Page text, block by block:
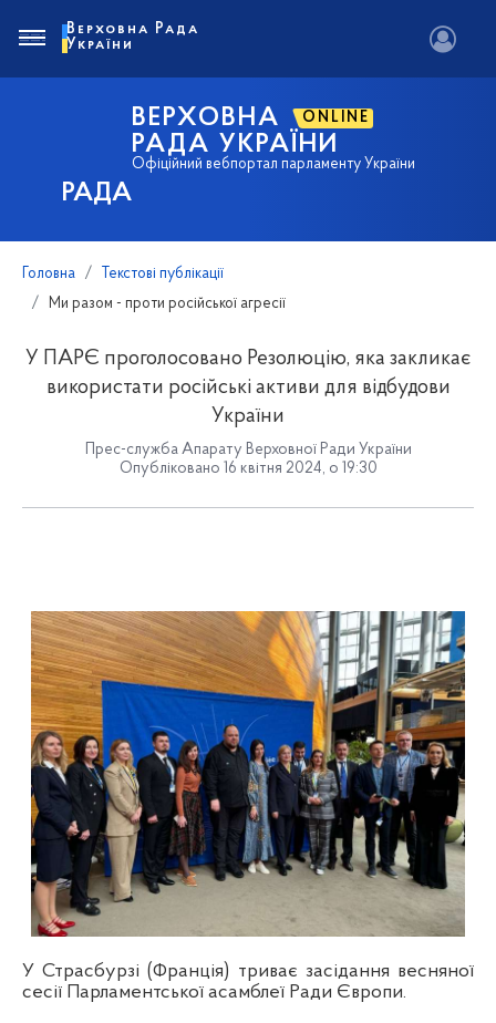
РАДА
ВЕРХОВНА ONLINE
РАДА УКРАЇНИ
Офіційний вебпортал парламенту України
Верховна Рада
України
Головна
Текстові публікації
Ми разом - проти російської агресії
У ПАРЄ проголосовано Резолюцію, яка закликає
використати російські активи для відбудови
України
Прес-служба Апарату Верховної Ради України
Опубліковано 16 квітня 2024, о 19:30
У Страсбурзі (Франція) триває засідання весняної
сесії Парламентської асамблеї Ради Європи.